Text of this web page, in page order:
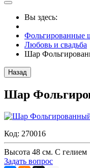
Вы здесь:
Фольгированные
Любовь и свадьба
Шар
Назад
Шар
Код: 270016
Высота 48 см. С гелием
Задать вопрос